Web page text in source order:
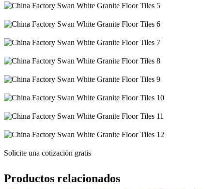
Solicite una cotización gratis
Productos relacionados